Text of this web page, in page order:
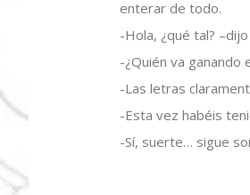
enterar de todo.
-Hola, ¿qué tal?
-¿Quién va
-Las letras
-Esta vez habéis
-Sí, suerte… sigue